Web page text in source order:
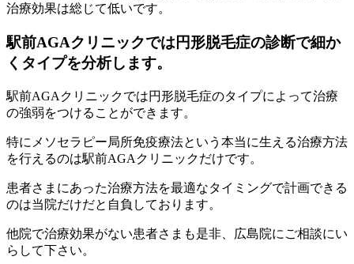
治療効果は総じて低いです。
駅前AGAクリニックでは円形脱毛症の診断で細か
くタイプを分析します。
駅前AGAクリニックでは円形脱毛症のタイプによって治療
の強弱をつけることができます。
特にメソセラピー局所免疫療法という本当に生える治療方法
を行えるのは駅前AGAクリニックだけです。
患者さまにあった治療方法を最適なタイミングで計画できる
のは当院だけだと自負しております。
他院で治療効果がない患者さまも是非、広島院にご相談にい
らして下さい。